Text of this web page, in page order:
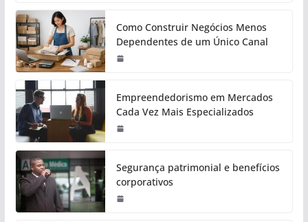
Como Construir Negócios Menos
Dependentes de um Único Canal
Empreendedorismo em Mercados
Cada Vez Mais Especializados
Segurança patrimonial e benefícios
corporativos